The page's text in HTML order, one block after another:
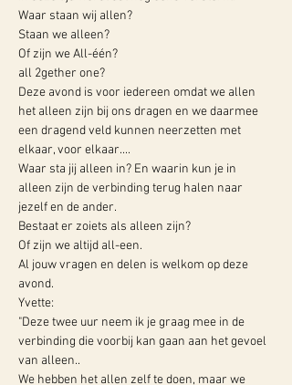
Waar staan wij allen?
Staan we alleen?
Of zijn we All-één?
all 2gether one?
Deze avond is voor iedereen omdat we allen
het alleen zijn bij ons dragen en we daarmee
een dragend veld kunnen neerzetten met
elkaar, voor elkaar....
Waar sta jij alleen in? En waarin kun je in
alleen zijn de verbinding terug halen naar
jezelf en de ander.
Bestaat er zoiets als alleen zijn?
Of zijn we altijd all-een.
Al jouw vragen en delen is welkom op deze
avond.
Yvette:
"Deze twee uur neem ik je graag mee in de
verbinding die voorbij kan gaan aan het gevoel
van alleen..
We hebben het allen zelf te doen, maar we